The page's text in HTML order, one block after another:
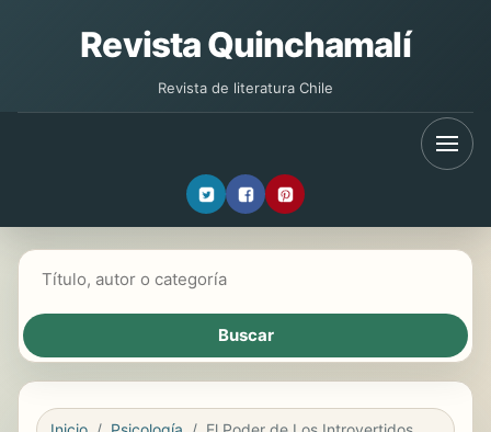
Revista Quinchamalí
Revista de literatura Chile